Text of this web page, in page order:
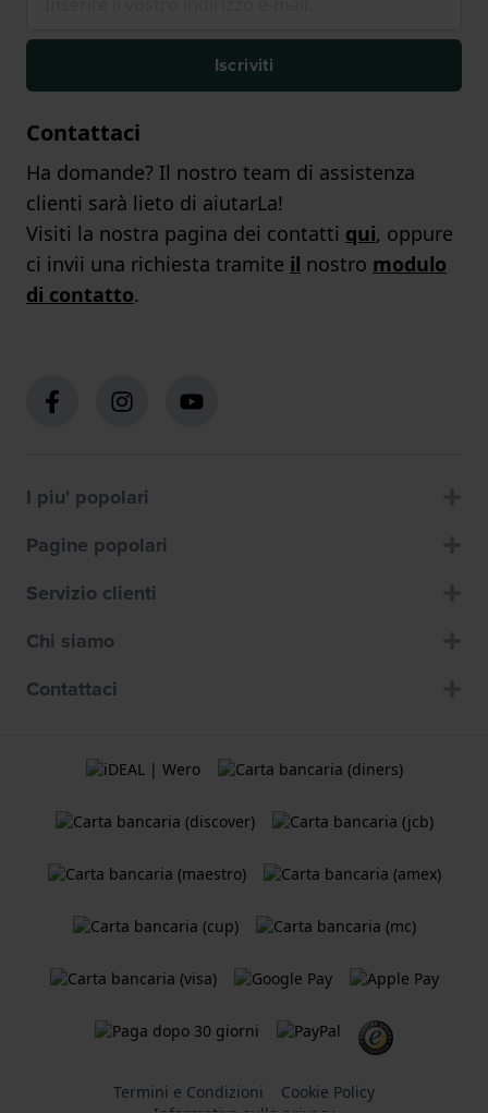
Iscriviti
Contattaci
Ha domande? Il nostro team di assistenza
clienti sarà lieto di aiutarLa!
Visiti la nostra pagina dei contatti qui, oppure
ci invii una richiesta tramite il nostro modulo
di contatto.
I piu' popolari
Pagine popolari
Servizio clienti
Chi siamo
Contattaci
Termini e Condizioni
Cookie Policy